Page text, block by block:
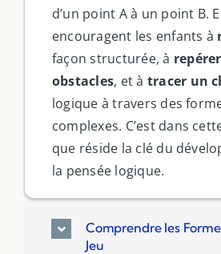
d’un point A à un point B.
encouragent les enfants à
façon structurée, à
obstacles, et à tracer un
logique à travers des
complexes. C’est dans
que réside la clé du
la pensée logique.
Comprendre les
Jeu